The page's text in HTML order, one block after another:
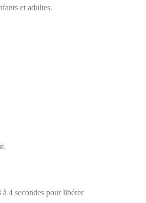
et adultes.
4 secondes pour libérer